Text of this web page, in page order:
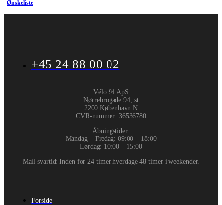
Ønskeliste
+45 24 88 00 02
Vélo 94 ApS
Nørrebrogade 94, st
2200 København N
CVR-nummer: 36536780
Åbningstider:
Mandag – Fredag: 09:00 – 18:00
Lørdag: 10:00 – 15:00
Mail svartid: Inden for 24 timer hverdage 48 timer i weekender.
Forside